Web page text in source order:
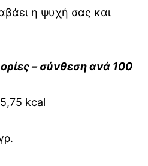
η ψυχή σας και
– σύνθεση ανά 100
kcal